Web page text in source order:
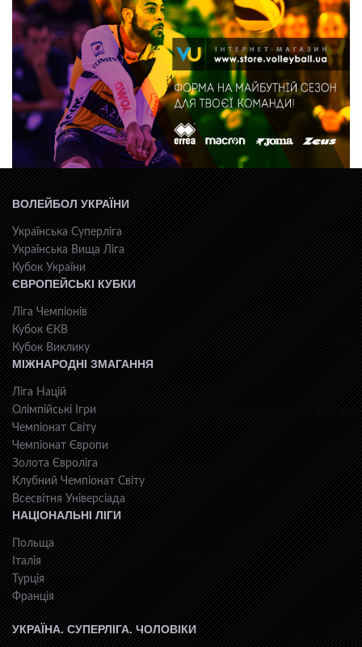
ВОЛЕЙБОЛ УКРАЇНИ
Українська Суперліга
Українська Вища Ліга
Кубок України
ЄВРОПЕЙСЬКІ КУБКИ
Ліга Чемпіонів
Кубок ЄКВ
Кубок Виклику
МІЖНАРОДНІ ЗМАГАННЯ
Ліга Націй
Олімпійські Ігри
Чемпіонат Світу
Чемпіонат Європи
Золота Євроліга
Клубний Чемпіонат Світу
Всесвiтня Унiверсiaда
НАЦІОНАЛЬНІ ЛІГИ
Польща
Італія
Турція
Франція
УКРАЇНА. СУПЕРЛІГА. ЧОЛОВІКИ